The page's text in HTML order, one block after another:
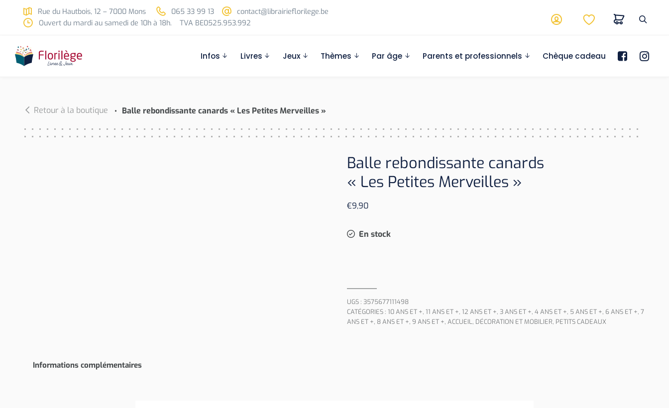
Skip to main content
Rue du Hautbois, 12 – 7000 Mons 065 33 99 13
contact@librairieflorilege.be
Ouvert du mardi au samedi de 10h à 18h.
TVA BE0525.953.992
Infos Livres Jeux Thèmes Par âge Parents et professionnels Chèque cadeau
Retour à la boutique Balle rebondissante canards « Les Petites Merveilles »
Balle rebondissante canards
« Les Petites Merveilles »
€9,90
En stock
UGS : 3575677111498
CATÉGORIES : 10 ANS ET +, 11 ANS ET +, 12 ANS ET +, 3 ANS ET +, 4 ANS ET +, 5 ANS ET +, 6 ANS ET +, 7
ANS ET +, 8 ANS ET +, 9 ANS ET +, ACCUEIL, DÉCORATION ET MOBILIER, PETITS CADEAUX
Informations complémentaires